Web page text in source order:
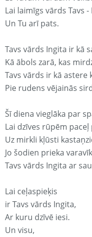
Lai laimīgs vārds Tavs -
Un Tu arī pats.
Tavs vārds Ingita ir kā
Kā ābols zarā, kas
Tavs vārds ir kā astere
Pie rudens vējainās
Šī diena vieglāka par
Lai dzīves rūpēm paceļ
Uz mirkli kļūsti
Jo šodien prieka
Tavs vārds Ingita ar
Lai ceļaspieķis
ir Tavs vārds Ingita,
Ar kuru dzīvē iesi.
Un visu,